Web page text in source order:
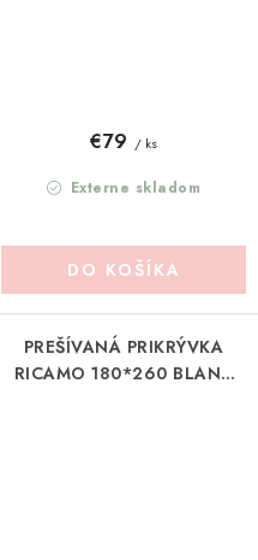
Externe skladom
€79 / ks
DO KOŠÍKA
PREŠÍVANÁ PRIKRÝVKA
RICAMO 180*260 BLANC